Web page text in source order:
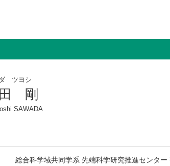
ツヨシ
剛
SAWADA
総合科学域共同学系 先端科学研究推進センタ